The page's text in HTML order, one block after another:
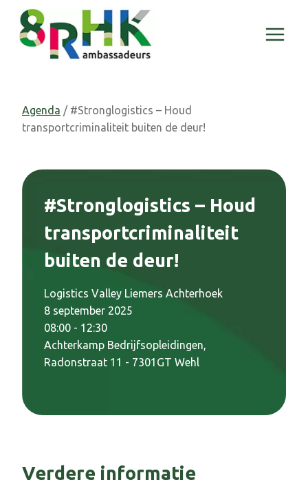
Doorgaan
naar
inhoud
Agenda / #Stronglogistics – Houd
transportcriminaliteit buiten de deur!
#Stronglogistics – Houd
transportcriminaliteit
buiten de deur!
Logistics Valley Liemers Achterhoek
8 september 2025
08:00 - 12:30
Achterkamp Bedrijfsopleidingen,
Radonstraat 11 - 7301GT Wehl
Verdere informatie